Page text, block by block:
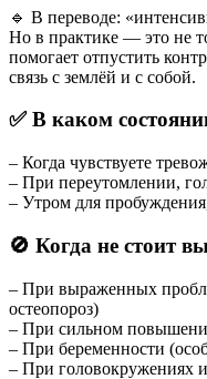
🔹 В переводе:
Но в практике — это не
помогает отпустить
связь с землёй и с собой.
✅ В каком
– Когда чувствуете
– При переутомлении,
– Утром для
🚫 Когда не стоит
– При выраженных
остеопороз)
– При сильном
– При беременности
– При головокружениях